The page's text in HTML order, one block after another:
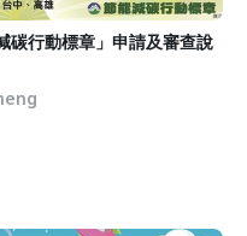
碳行動標章」申請及審查說